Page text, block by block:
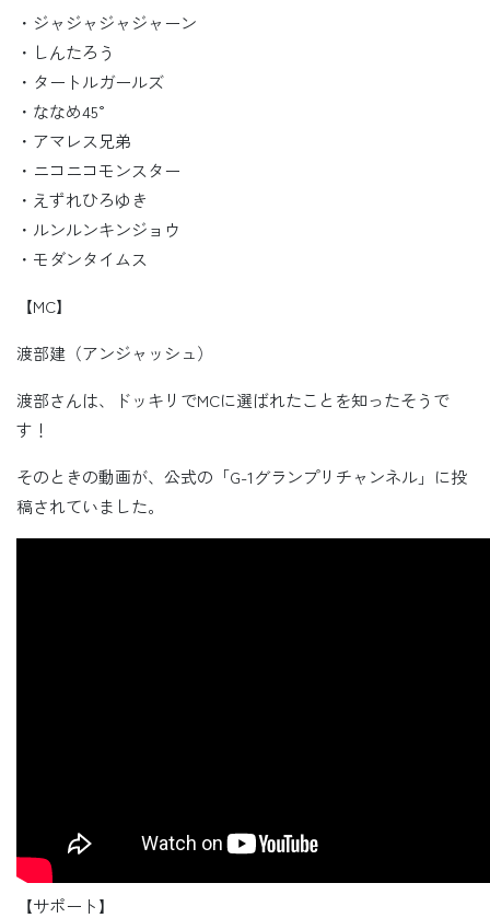
・ジャジャジャジャーン
・しんたろう
・タートルガールズ
・ななめ45°
・アマレス兄弟
・ニコニコモンスター
・えずれひろゆき
・ルンルンキンジョウ
・モダンタイムス
【MC】
渡部建（アンジャッシュ）
渡部さんは、ドッキリでMCに選ばれたことを知ったそうで
す！
そのときの動画が、公式の「G-1グランプリチャンネル」に投
稿されていました。
【サポート】